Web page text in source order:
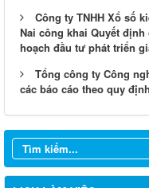
Công ty TNHH Xổ số
Nai công khai Quyết
hoạch đầu tư phát triển
Tổng công ty Công
các báo cáo theo quy
Từ ngày 03/8/2026 đến
Từ ngày 27/7/2026 đến
Từ ngày 20/7/2026 đến